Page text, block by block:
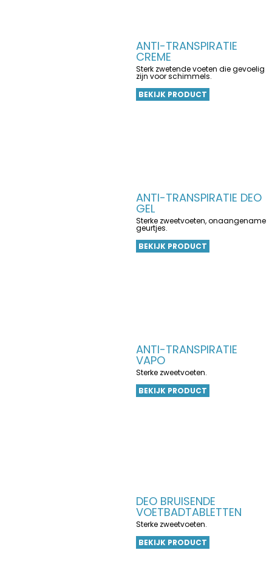
ANTI-TRANSPIRATIE
CREME
Sterk zwetende voeten die gevoelig
zijn voor schimmels.
BEKIJK PRODUCT
ANTI-TRANSPIRATIE DEO
GEL
Sterke zweetvoeten, onaangename
geurtjes.
BEKIJK PRODUCT
ANTI-TRANSPIRATIE
VAPO
Sterke zweetvoeten.
BEKIJK PRODUCT
DEO BRUISENDE
VOETBADTABLETTEN
Sterke zweetvoeten.
BEKIJK PRODUCT